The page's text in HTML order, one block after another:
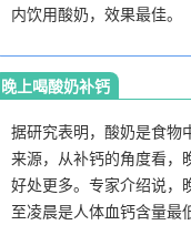
内饮用酸奶，效果最佳。
晚上喝酸奶补钙
据研究表明，酸奶是食物
来源，从补钙的角度看，
好处更多。专家介绍说，
至凌晨是人体血钙含量最